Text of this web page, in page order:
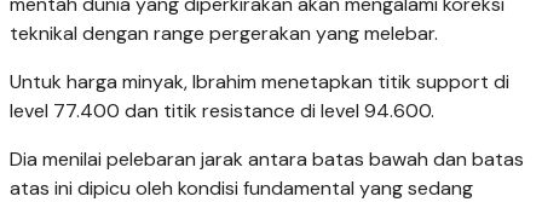
teknikal dengan range pergerakan yang melebar.
Untuk harga minyak, Ibrahim menetapkan titik support di
level 77.400 dan titik resistance di level 94.600.
Dia menilai pelebaran jarak antara batas bawah dan batas
atas ini dipicu oleh kondisi fundamental yang sedang